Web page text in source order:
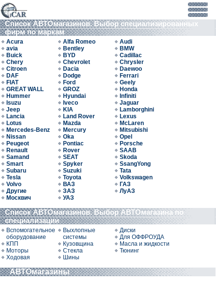
Список АВТОмагазинов. Выбор специализированных
фирм по маркам
Acura Alfa Romeo
Audi
avia
Bentley
BMW
Buick
BYD
Cadillac
Chery
Chevrolet
Chrysler
Citroen
Dacia
Daewoo
DAF
Dodge
Ferrari
FIAT
Ford
Geely
GREAT WALL
GROZ
Honda
Hummer
Hyundai
Infiniti
Isuzu
Iveco
Jaguar
Jeep
KIA
Lamborghini
Lancia
Land Rover
Lexus
Lotus
Mazda
McLaren
Mercedes-Benz
Mercury
Mitsubishi
Nissan
Oka
Opel
Peugeot
Pontiac
Porsche
Renault
Rover
SAAB
Samand
SEAT
Skoda
Smart
Spyker
SsangYong
Subaru
Suzuki
Tata
Tesla
Toyota
Volkswagen
Volvo
ВАЗ
ГАЗ
Другие
ЗАЗ
ЛуАЗ
Москвич
УАЗ
Список АВТОмагазинов. Выбор АВТОмагазина по
специализации
Вспомогательное
оборудование
Выхлопные
системы
Диски
Для ОФФРОУДА
КПП
Кузовщина
Масла и жидкости
Моторы
Стекла
Тюнинг
Ходовая
Шины
АВТОмагазины